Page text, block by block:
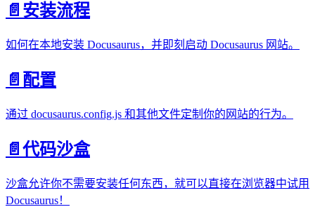
📄️ 安装流程
如何在本地安装 Docusaurus，并即刻启动 Docusaurus 网站。
📄️ 配置
通过 docusaurus.config.js 和其他文件定制你的网站的行为。
📄️ 代码沙盒
沙盒允许你不需要安装任何东西，就可以直接在浏览器中试用
Docusaurus！